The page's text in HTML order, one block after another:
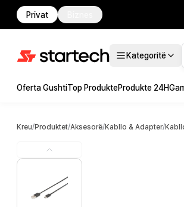
Privat
Kategoritë
Oferta GushtiTop ProdukteProdukte 24H
Kreu/Produktet/Aksesorë/Kabllo & Adapter/